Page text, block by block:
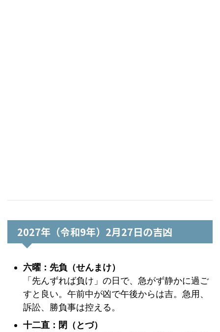
2027年（令和9年）2月27日の吉凶
六曜：先負（せんまけ）
「先んずれば負け」の日で、急がず静かに過ご
すと良い。午前中が凶で午後からは吉。急用、
訴訟、勝負事は控える。
十二直：閉（とづ）